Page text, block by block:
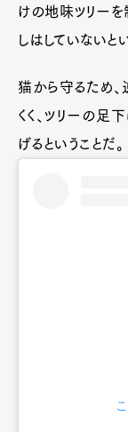
けの地味ツリー
しはしていないとい
猫から守るため、
くく、ツリーの足
げるということだ。